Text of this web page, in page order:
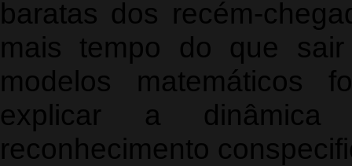
baratas dos recém-
mais tempo do que
modelos matemáticos
explicar a
reconhecimento